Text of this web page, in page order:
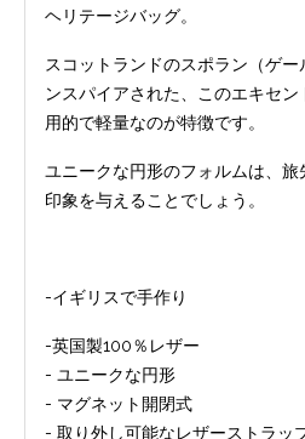
ヘリテージバッグ。
スコットランドのスポラン（ゲ
ンスパイアされた、このエキセ
用的で軽量なのが特徴です。
ユニークな円形のフォルムは、
印象を与えることでしょう。
-イギリスで手作り
-英国製100％レザー
- ユニークな円形
- マグネット開閉式
- 取り外し可能なレザーストラッ